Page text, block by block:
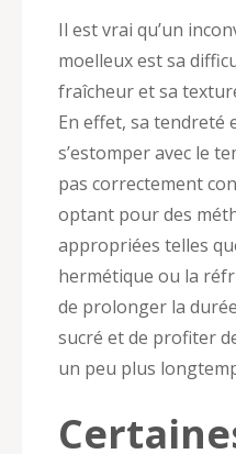
Il est vrai qu’un
moelleux est sa
fraîcheur et sa
En effet, sa tendreté
s’estomper avec le
pas correctement
optant pour des
appropriées telles
hermétique ou la
de prolonger la
sucré et de profiter
un peu plus